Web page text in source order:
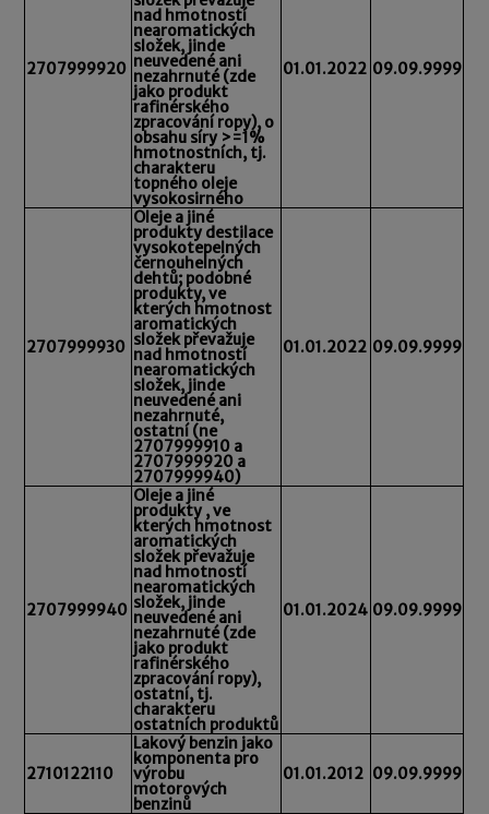
2707999920
nad hmotností
nearomatických
složek, jinde
neuvedené ani
nezahrnuté (zde
jako produkt
rafinérského
zpracování ropy), o
obsahu síry >=1%
hmotnostních, tj.
charakteru
topného oleje
vysokosirného
01.01.2022 09.09.9999
2707999930
Oleje a jiné
produkty destilace
vysokotepelných
černouhelných
dehtů; podobné
produkty, ve
kterých hmotnost
aromatických
složek převažuje
nad hmotností
nearomatických
složek, jinde
neuvedené ani
nezahrnuté,
ostatní (ne
2707999910 a
2707999920 a
2707999940)
01.01.2022 09.09.9999
2707999940
Oleje a jiné
produkty , ve
kterých hmotnost
aromatických
složek převažuje
nad hmotností
nearomatických
složek, jinde
neuvedené ani
nezahrnuté (zde
jako produkt
rafinérského
zpracování ropy),
ostatní, tj.
charakteru
ostatních produktů
01.01.2024 09.09.9999
2710122110
Lakový benzin jako
komponenta pro
výrobu
motorových
benzinů
01.01.2012 09.09.9999